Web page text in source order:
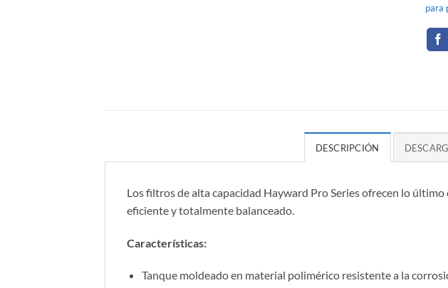
para
DESCRIPCIÓN
Los filtros de alta capacidad Hayward Pro Series ofrecen lo
eficiente y totalmente balanceado.
Características:
Tanque moldeado en material polimérico resistente a la